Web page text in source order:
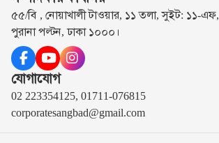
৫৫/বি , নোয়াখালী টাওয়ার, ১১ তলা, সুইট: ১১-এফ,
পুরানা পল্টন, ঢাকা ১০০০।
যোগাযোগ
02 223354125, 01711-076815
corporatesangbad@gmail.com